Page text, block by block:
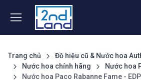
Trang chủ
Đồ hiệu cũ & Nước hoa
Nước hoa chính hãng
Nước hoa
Nước hoa Paco Rabanne Fame -